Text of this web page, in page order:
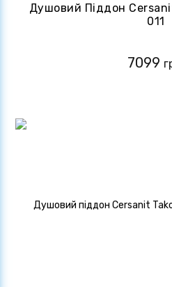
Душовий Піддон
011
7099